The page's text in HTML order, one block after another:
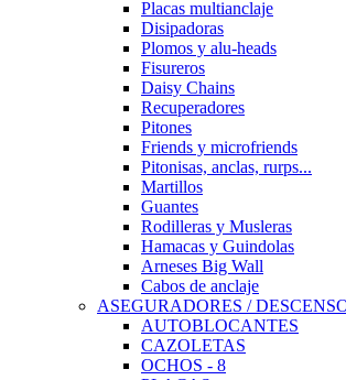
Placas multianclaje
Disipadoras
Plomos y alu-heads
Fisureros
Daisy Chains
Recuperadores
Pitones
Friends y microfriends
Pitonisas, anclas, rurps...
Martillos
Guantes
Rodilleras y Musleras
Hamacas y Guindolas
Arneses Big Wall
Cabos de anclaje
ASEGURADORES /
AUTOBLOCANTES
CAZOLETAS
OCHOS - 8